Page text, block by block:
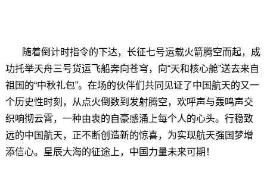
随着倒计时指令的下达，长征七号运载火箭腾空而起，成
功托举天舟三号货运飞船奔向苍穹，向“天和核心舱”送去来自
祖国的“中秋礼包”。在场的伙伴们共同见证了中国航天的又一
个历史性时刻，从点火倒数到发射腾空，欢呼声与轰鸣声交
织响彻云霄，一种由衷的自豪感涌上每个人的心头。行稳致
远的中国航天，正不断创造新的惊喜，为实现航天强国梦增
添信心。星辰大海的征途上，中国力量未来可期！